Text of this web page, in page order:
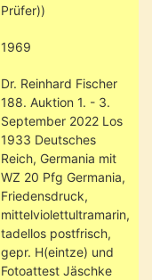
Prüfer))
1969
Dr. Reinhard Fischer
188. Auktion 1. - 3.
September 2022 Los
1933 Deutsches
Reich, Germania mit
WZ 20 Pfg Germania,
Friedensdruck,
mittelviolettultramarin,
tadellos postfrisch,
gepr. H(eintze) und
Fotoattest Jäschke